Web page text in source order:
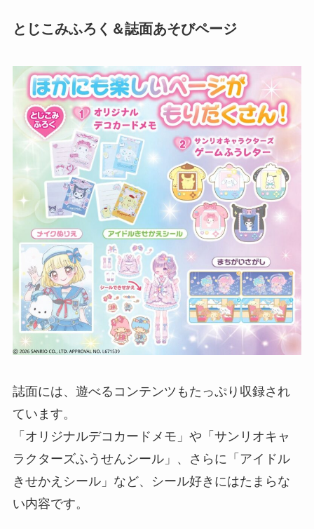
とじこみふろく＆誌面あそびページ
誌面には、遊べるコンテンツもたっぷり収録され
ています。
「オリジナルデコカードメモ」や「サンリオキャ
ラクターズふうせんシール」、さらに「アイドル
きせかえシール」など、シール好きにはたまらな
い内容です。